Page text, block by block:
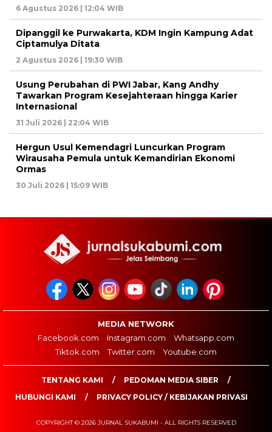
6 Agustus 2026 | 12:04 WIB
Dipanggil ke Purwakarta, KDM Ingin Kampung Adat
Ciptamulya Ditata
2 Agustus 2026 | 19:30 WIB
Usung Perubahan di PWI Jabar, Kang Andhy
Tawarkan Program Kesejahteraan hingga Karier
Internasional
31 Juli 2026 | 22:04 WIB
Hergun Usul Kemendagri Luncurkan Program
Wirausaha Pemula untuk Kemandirian Ekonomi
Ormas
30 Juli 2026 | 15:09 WIB
MEDIA NETWORK
Facebook.com
Instagram.com
Whatsapp.com
Tiktok.com
Twitter.com Youtube.com
TENTANG KAMI
PEDOMAN MEDIA SIBER
HUBUNGI KAMI
PRIVACY POLICY / KEBIJAKAN PRIVASI
COPYRIGHT © 2026 JURNAL SUKABUMI - ALL RIGHTS RESERVED